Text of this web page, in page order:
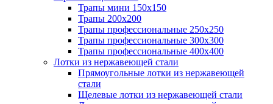
Трапы мини 150х150
Трапы 200х200
Трапы профессиональные 250х250
Трапы профессиональные 300х300
Трапы профессиональные 400х400
Лотки из нержавеющей стали
Прямоугольные лотки из нержавеющей
стали
Щелевые лотки из нержавеющей стали